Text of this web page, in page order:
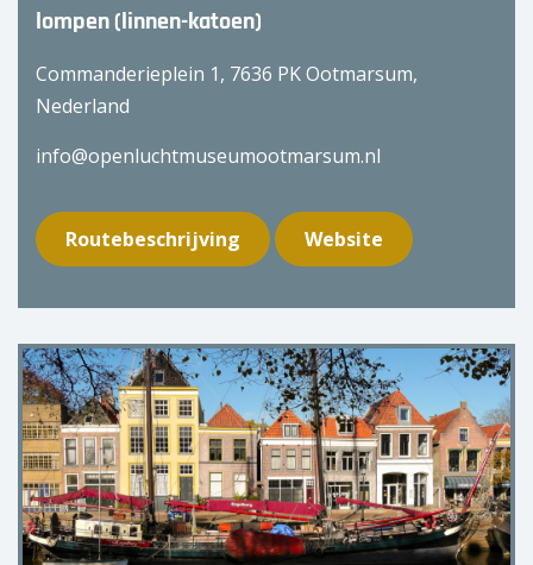
lompen (linnen-katoen)
Commanderieplein 1, 7636 PK Ootmarsum,
Nederland
info@openluchtmuseumootmarsum.nl
Routebeschrijving Website